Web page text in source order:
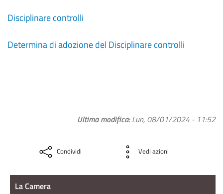
Disciplinare controlli
Determina di adozione del Disciplinare controlli
Ultima modifica Lun, 08/01/2024 - 11:52
Condividi Vedi azioni
La camera
La Camera